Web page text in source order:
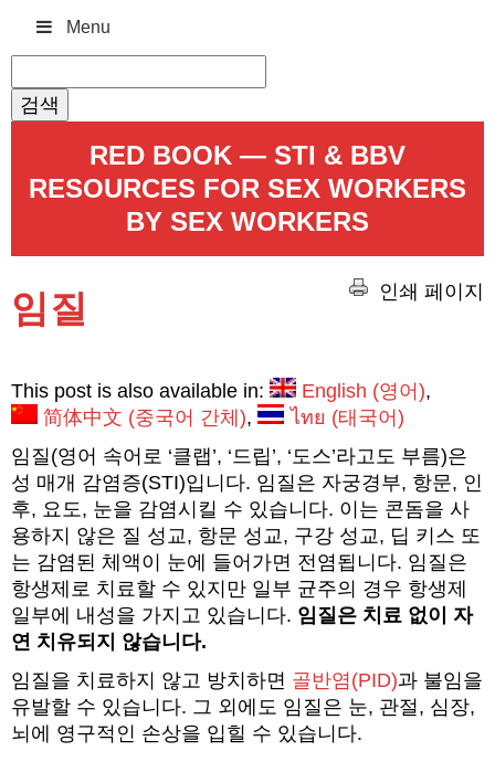
Menu
색:
RED BOOK — STI & BBV
RESOURCES FOR SEX WORKERS
BY SEX WORKERS
인쇄 페이지
임질
This post is also available in: English (영어)
简体中文 (중국어 간체) ไทย (태국어 )
임질(영어 속어로 ‘클랩’, ‘드립’, ‘도스’라고도 부름)은
성 매개 감염증(STI)입니다. 임질은 자궁경부, 항문, 인
후, 요도, 눈을 감염시킬 수 있습니다. 이는 콘돔을 사
용하지 않은 질 성교, 항문 성교, 구강 성교, 딥 키스 또
는 감염된 체액이 눈에 들어가면 전염됩니다. 임질은
항생제로 치료할 수 있지만 일부 균주의 경우 항생제
일부에 내성을 가지고 있습니다. 임질은 치료 없이 자
연 치유되지 않습니다.
임질을 치료하지 않고 방치하면 골반염(PID)과 불임을
유발할 수 있습니다. 그 외에도 임질은 눈, 관절, 심장,
뇌에 영구적인 손상을 입힐 수 있습니다.